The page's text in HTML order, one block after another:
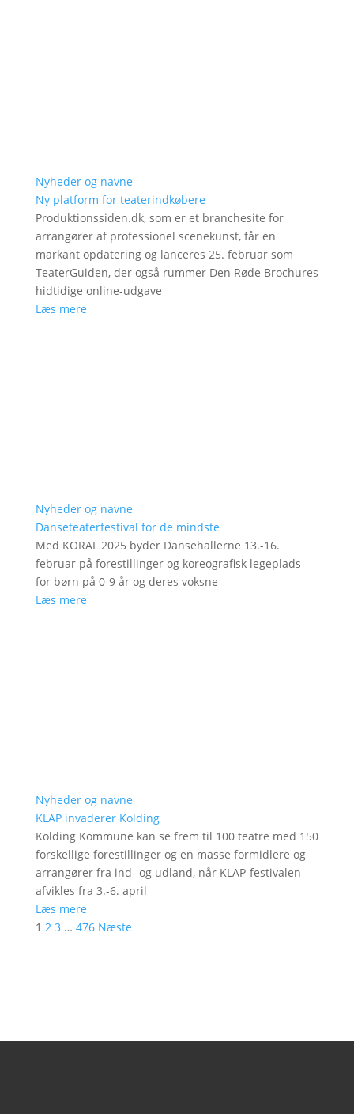
Nyheder og navne
Ny platform for teaterindkøbere
Produktionssiden.dk, som er et branchesite for
arrangører af professionel scenekunst, får en
markant opdatering og lanceres 25. februar som
TeaterGuiden, der også rummer Den Røde Brochures
hidtidige online-udgave
Læs mere
Nyheder og navne
Danseteaterfestival for de mindste
Med KORAL 2025 byder Dansehallerne 13.-16.
februar på forestillinger og koreografisk legeplads
for børn på 0-9 år og deres voksne
Læs mere
Nyheder og navne
KLAP invaderer Kolding
Kolding Kommune kan se frem til 100 teatre med 150
forskellige forestillinger og en masse formidlere og
arrangører fra ind- og udland, når KLAP-festivalen
afvikles fra 3.-6. april
Læs mere
1 2 3 … 476 Næste